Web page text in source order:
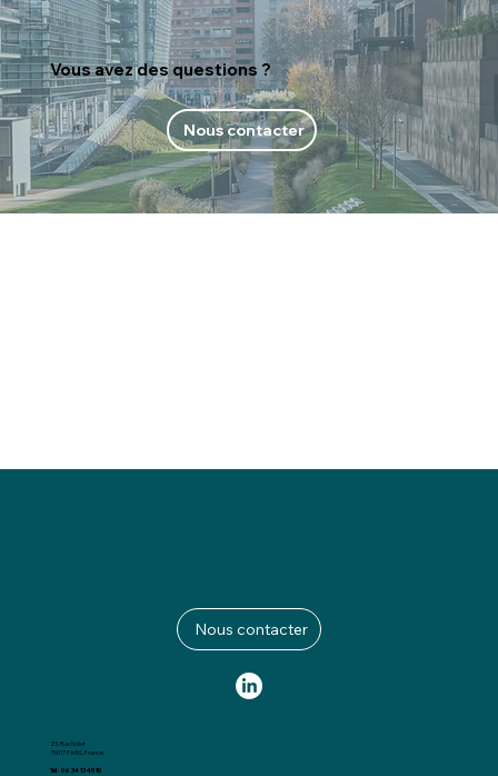
Vous avez des questions ?
Nous contacter
Nous contacter
23, Rue Nollet
75017 PARIS, France
Tél : 06 34 13 45 10